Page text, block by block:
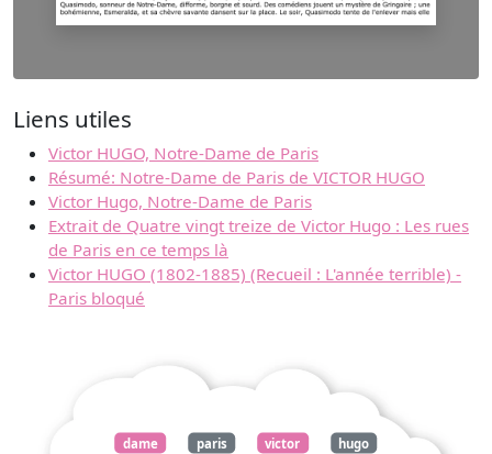
Liens utiles
Victor HUGO, Notre-Dame de Paris
Résumé: Notre-Dame de Paris de VICTOR HUGO
Victor Hugo, Notre-Dame de Paris
Extrait de Quatre vingt treize de Victor Hugo : Les rues
de Paris en ce temps là
Victor HUGO (1802-1885) (Recueil : L'année terrible) -
Paris bloqué
dame paris victor hugo